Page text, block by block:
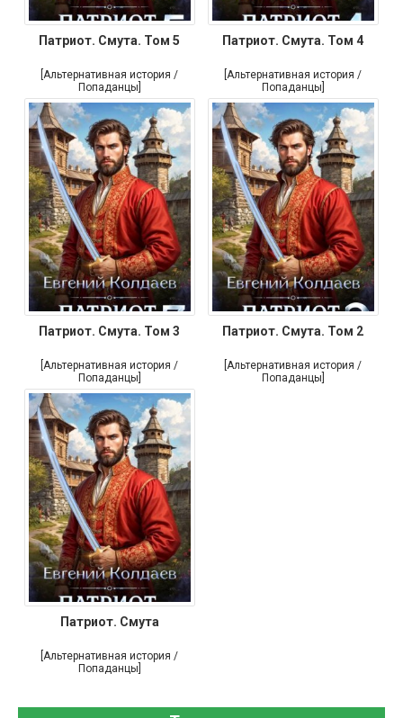
Патриот. Смута. Том 5
[Альтернативная история /
Попаданцы]
Патриот. Смута. Том 4
[Альтернативная история /
Попаданцы]
Патриот. Смута. Том 3
[Альтернативная история /
Попаданцы]
Патриот. Смута. Том 2
[Альтернативная история /
Попаданцы]
Патриот. Смута
[Альтернативная история /
Попаданцы]